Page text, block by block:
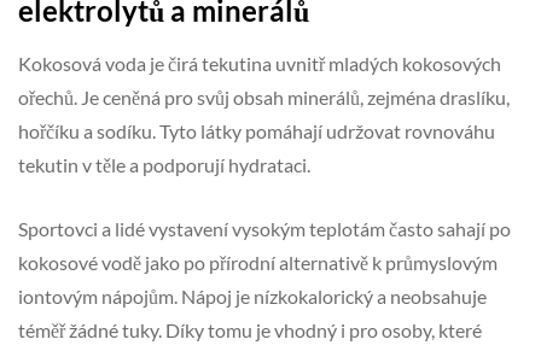
elektrolytů a minerálů
Kokosová voda je čirá tekutina uvnitř mladých kokosových
ořechů. Je ceněná pro svůj obsah minerálů, zejména draslíku,
hořčíku a sodíku. Tyto látky pomáhají udržovat rovnováhu
tekutin v těle a podporují hydrataci.
Sportovci a lidé vystavení vysokým teplotám často sahají po
kokosové vodě jako po přírodní alternativě k průmyslovým
iontovým nápojům. Nápoj je nízkokalorický a neobsahuje
téměř žádné tuky. Díky tomu je vhodný i pro osoby, které